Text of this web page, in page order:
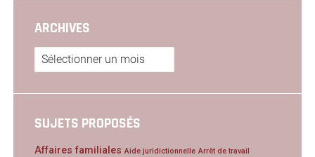
ARCHIVES
Archives
SUJETS PROPOSÉS
Affaires familiales Aide juridictionnelle Arrêt de travail